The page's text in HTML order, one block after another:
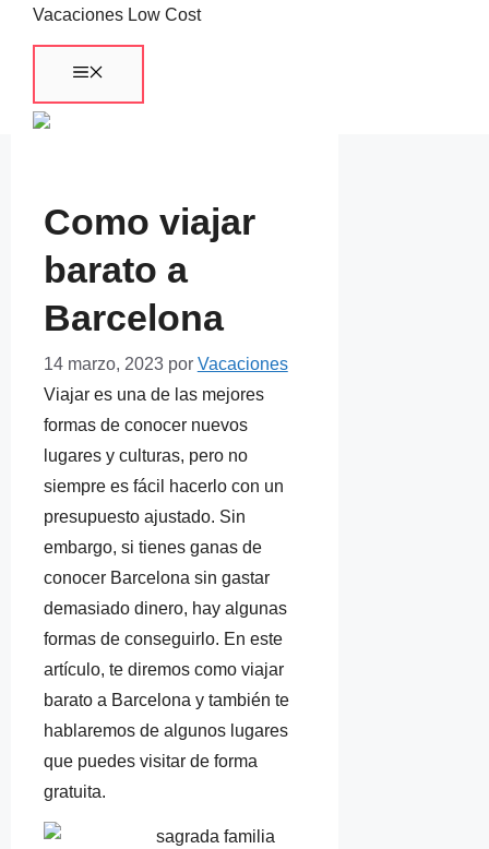
Saltar
contenido
Vacaciones Low Cost
Como viajar
barato a
Barcelona
14 marzo, 2023 por Vacaciones
Viajar es una de las mejores
formas de conocer nuevos
lugares y culturas, pero no
siempre es fácil hacerlo con un
presupuesto ajustado. Sin
embargo, si tienes ganas de
conocer Barcelona sin gastar
demasiado dinero, hay algunas
formas de conseguirlo. En este
artículo, te diremos como viajar
barato a Barcelona y también te
hablaremos de algunos lugares
que puedes visitar de forma
gratuita.